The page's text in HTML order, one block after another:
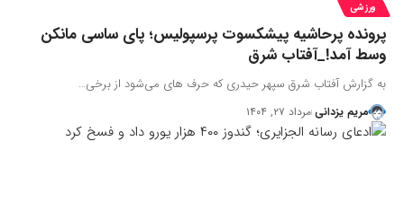
ورزشی
پرونده پرحاشیه پیشکسوت پرسپولیس؛ پای ساسی مانکن
وسط آمد!_آفتاب شرق
به گزارش آفتاب شرق سپهر حیدری که حرف های می‌شود از برخی…
مریم یزدانی مرداد ۲۷, ۱۴۰۴